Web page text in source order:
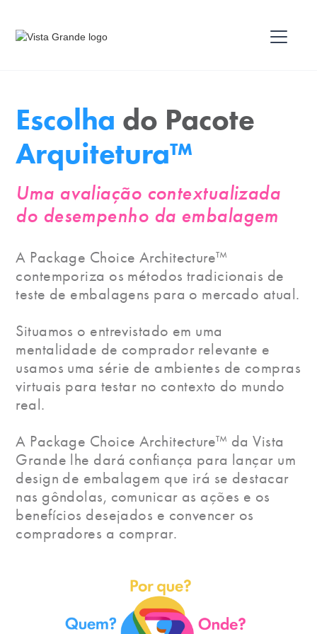
Escolha do Pacote
Arquitetura™
Uma avaliação contextualizada
do desempenho da embalagem
A Package Choice Architecture™
contemporiza os métodos tradicionais de
teste de embalagens para o mercado atual.
Situamos o entrevistado em uma
mentalidade de comprador relevante e
usamos uma série de ambientes de compras
virtuais para testar no contexto do mundo
real.
A Package Choice Architecture™ da Vista
Grande lhe dará confiança para lançar um
design de embalagem que irá se destacar
nas gôndolas, comunicar as ações e os
benefícios desejados e convencer os
compradores a comprar.